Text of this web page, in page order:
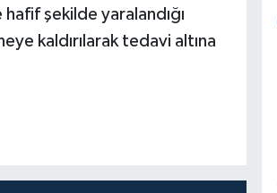
hafif şekilde yaralandığı
kaldırılarak tedavi altına